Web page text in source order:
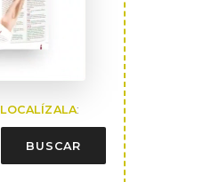
LOCALÍZALA:
BUSCAR